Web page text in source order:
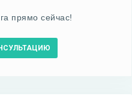
прямо сейчас!